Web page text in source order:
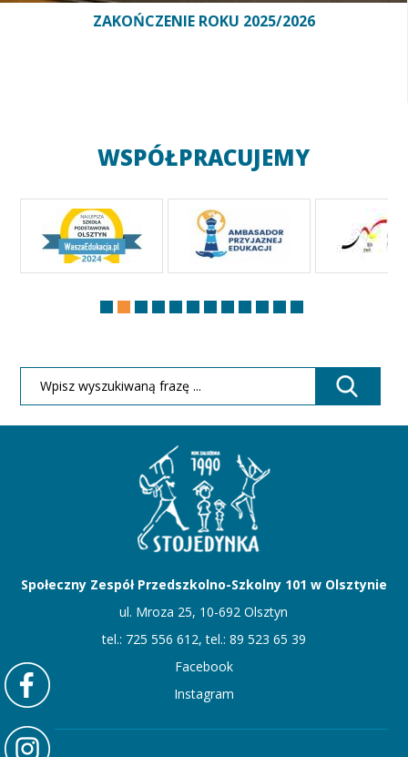
ZAKOŃCZENIE ROKU 2025/2026
WSPÓŁPRACUJEMY
Społeczny Zespół Przedszkolno-Szkolny 101 w Olsztynie
ul. Mroza 25, 10-692 Olsztyn
tel.: 725 556 612, tel.: 89 523 65 39
Facebook
Instagram